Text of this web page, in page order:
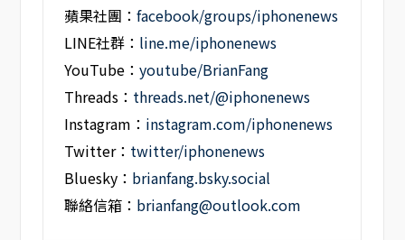
蘋果社團：facebook/groups/iphonenews
LINE社群： line.me/iphonenews
YouTube：youtube/BrianFang
Threads： threads.net/@iphonenews
Instagram： instagram.com/iphonenews
Twitter： twitter/iphonenews
Bluesky： brianfang.bsky.social
聯絡信箱： brianfang@outlook.com